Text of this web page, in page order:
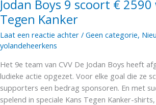
Jodan Boys 9 scoort €
Tegen Kanker
Laat een reactie achter / Geen categorie,
yolandeheerkens
Het 9e team van CVV De Jodan Boys heeft
ludieke actie opgezet. Voor elke goal die ze
supporters een bedrag sponsoren. En met
spelend in speciale Kans Tegen Kanker-